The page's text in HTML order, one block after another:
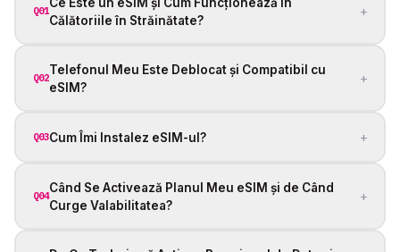
Q01
Călătoriile în Străinătate?
+
Q02
Telefonul Meu Este Deblocat și Compatibil cu
eSIM?
+
Q03Cum Îmi Instalez eSIM-ul? +
Q04
Când Se Activează Planul Meu eSIM și de Când
Curge Valabilitatea?
+